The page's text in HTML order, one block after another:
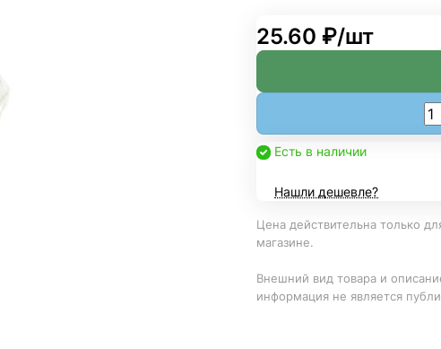
25.60 ₽/шт
Есть в наличии
Нашли дешевле?
Цена действительна только
магазине.
Внешний вид товара и
информация не является